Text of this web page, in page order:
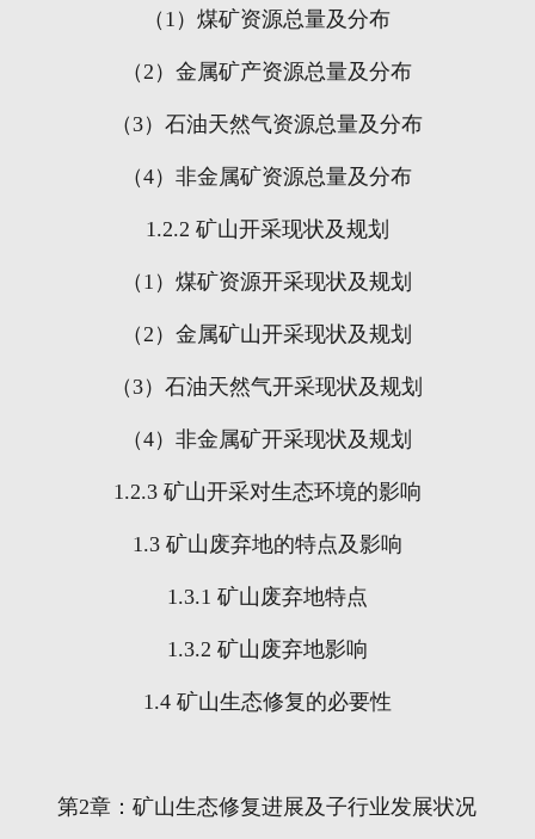
（ 1 ）煤矿资源总量及分布
（ 2 ）金属矿产资源总量及分布
（3）石油天然气资源总量及分布
（4）非金属矿资源总量及分布
1.2.2 矿山开采现状及规划
（ 1 ）煤矿资源开采现状及规划
（ 2 ）金属矿山开采现状及规划
（3）石油天然气开采现状及规划
（4）非金属矿开采现状及规划
1.2.3 矿山开采对生态环境的影响
1.3 矿山废弃地的特点及影响
1.3.1 矿山废弃地特点
1.3.2 矿山废弃地影响
1.4 矿山生态修复的必要性
第2章：矿山生态修复进展及子行业发展状况